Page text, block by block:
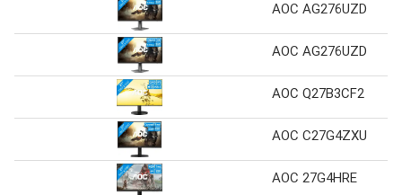
AOC AG276UZD
AOC AG276UZD
AOC Q27B3CF2
AOC C27G4ZXU
AOC 27G4HRE